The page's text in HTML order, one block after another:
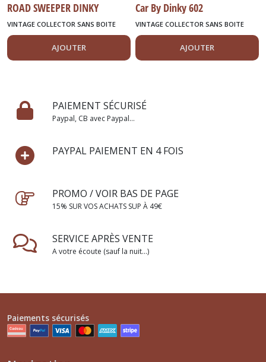
ROAD SWEEPER DINKY
449 1:43
VINTAGE COLLECTOR SANS BOITE
AJOUTER
Car By Dinky 602
VINTAGE COLLECTOR SANS BOITE
AJOUTER
PAIEMENT SÉCURISÉ
Paypal, CB avec Paypal...
PAYPAL PAIEMENT EN 4 FOIS
PROMO / VOIR BAS DE PAGE
15% SUR VOS ACHATS SUP À 49€
SERVICE APRÈS VENTE
A votre écoute (sauf la nuit...)
Paiements sécurisés